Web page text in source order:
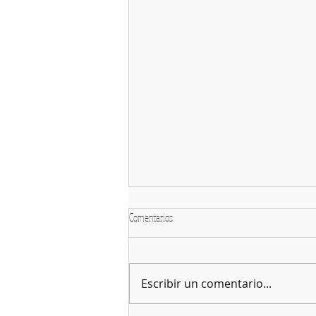
CONVENIO ACTUAL 2024-2027
Desde este archivo puedes ver
Comentarios
Escribir un comentario...